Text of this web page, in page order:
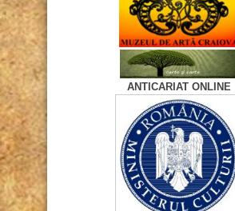
ANTICARIAT ONLINE